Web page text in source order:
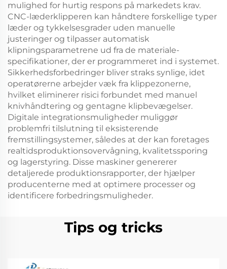
mulighed for hurtig respons på markedets krav.
CNC-læderklipperen kan håndtere forskellige typer
læder og tykkelsesgrader uden manuelle
justeringer og tilpasser automatisk
klipningsparametrene ud fra de materiale-
specifikationer, der er programmeret ind i systemet.
Sikkerhedsforbedringer bliver straks synlige, idet
operatørerne arbejder væk fra klippezonerne,
hvilket eliminerer risici forbundet med manuel
knivhåndtering og gentagne klipbevægelser.
Digitale integrationsmuligheder muliggør
problemfri tilslutning til eksisterende
fremstillingsystemer, således at der kan foretages
realtidsproduktionsovervågning, kvalitetssporing
og lagerstyring. Disse maskiner genererer
detaljerede produktionsrapporter, der hjælper
producenterne med at optimere processer og
identificere forbedringsmuligheder.
Tips og tricks